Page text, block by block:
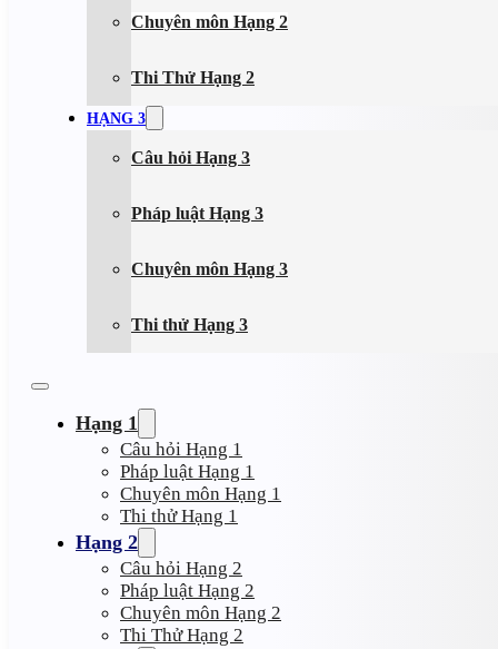
Chuyên môn Hạng 2
Thi Thử Hạng 2
HẠNG 3
Câu hỏi Hạng 3
Pháp luật Hạng 3
Chuyên môn Hạng 3
Thi thử Hạng 3
Hạng 1
Câu hỏi Hạng 1
Pháp luật Hạng 1
Chuyên môn Hạng 1
Thi thử Hạng 1
Hạng 2
Câu hỏi Hạng 2
Pháp luật Hạng 2
Chuyên môn Hạng 2
Thi Thử Hạng 2